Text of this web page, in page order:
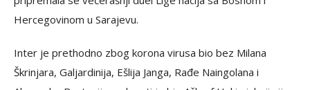
Hercegovinom u Sarajevu.
Inter je prethodno zbog korona virusa bio bez Milana
Škrinjara, Galjardinija, Ešlija Janga, Rađe Naingolana i